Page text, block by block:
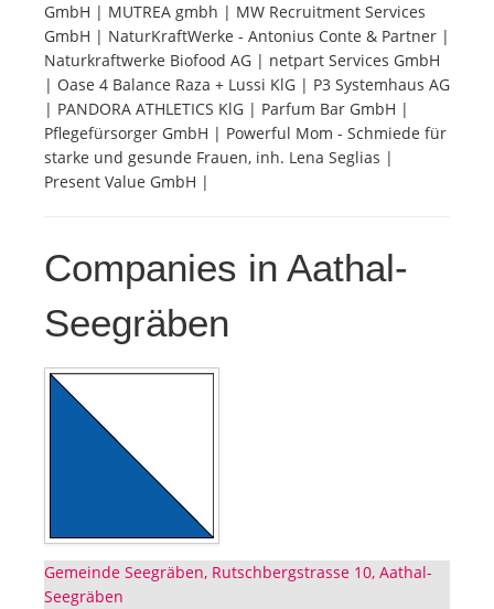
GmbH | MUTREA gmbh | MW Recruitment Services
GmbH | NaturKraftWerke - Antonius Conte & Partner |
Naturkraftwerke Biofood AG | netpart Services GmbH
| Oase 4 Balance Raza + Lussi KlG | P3 Systemhaus AG
| PANDORA ATHLETICS KlG | Parfum Bar GmbH |
Pflegefürsorger GmbH | Powerful Mom - Schmiede für
starke und gesunde Frauen, inh. Lena Seglias |
Present Value GmbH |
Companies in Aathal-
Seegräben
Gemeinde Seegräben, Rutschbergstrasse 10, Aathal-
Seegräben